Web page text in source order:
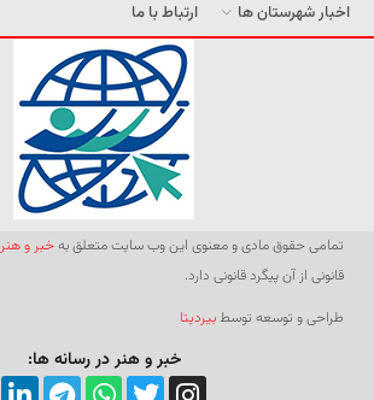
اخبار شهرستان ها
ارتباط با ما
تمامی حقوق مادی و معنوی این وب سایت متعلق بهخبر و هنر
قانونی از آن پیگرد قانونی دارد.
طراحی و توسعه توسطبیردیتا
خبر و هنر در رسانه ها: